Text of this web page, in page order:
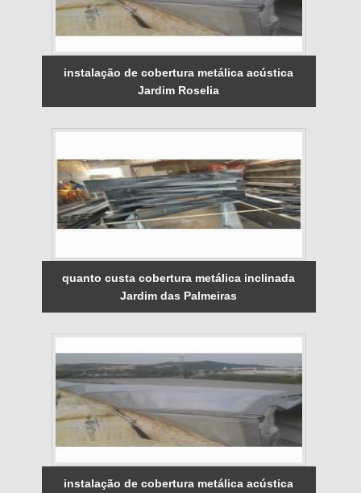
instalação de cobertura metálica acústica
Jardim Roselia
quanto custa cobertura metálica inclinada
Jardim das Palmeiras
instalação de cobertura metálica acústica